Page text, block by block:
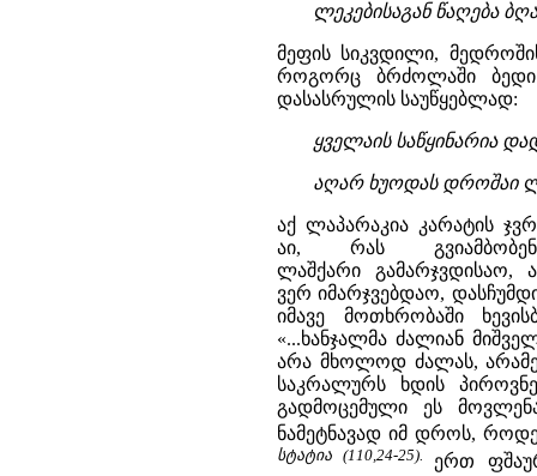
ლეკებისაგან წაღება
მეფის სიკვდილი,
როგორც ბრძოლაში
დასასრულის საუწყებლად:
ყველაის საწყინარია
აღარ ხუოდას დროშაი
აქ ლაპარაკია კარატის
აი, რას
ლაშქარი
ვერ იმარჯვებდაო,
იმავე მოთხრობაში
«...ხანჯალმა ძალიან
არა მხოლოდ ძალას,
საკრალურს ხდის
გადმოცემული ეს
ნამეტნავად იმ დროს,
სტატია (110,24-25). ერთ